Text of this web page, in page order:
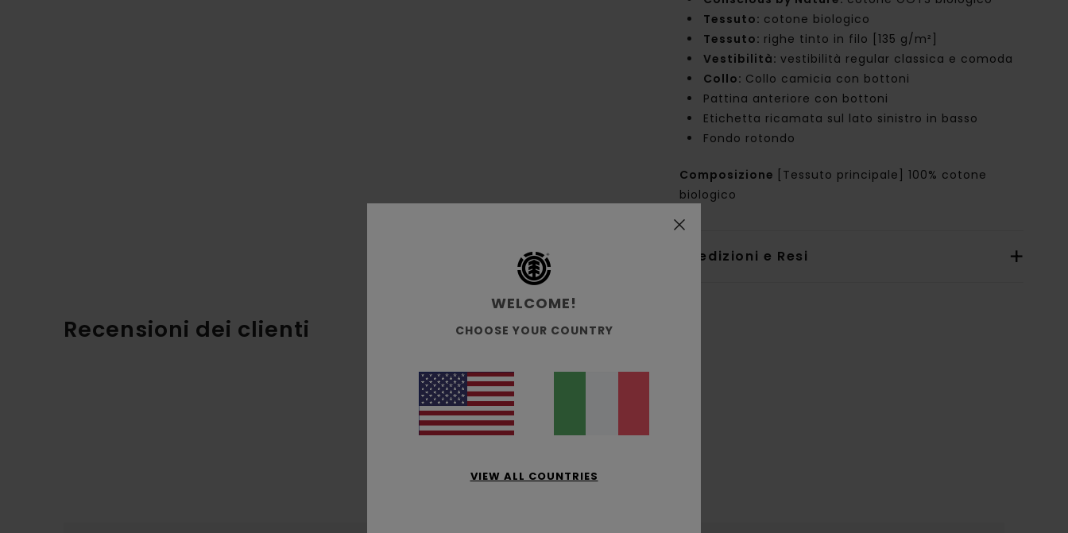
Tessuto: cotone biologico
Tessuto: righe tinto in filo [135 g/m²]
Vestibilità:vestibilità regular classica e comoda
Collo: Collo camicia con bottoni
Pattina anteriore con bottoni
Etichetta ricamata sul lato sinistro in basso
Fondo rotondo
Composizione
[Tessuto principale] 100% cotone
biologico
Spedizioni e Resi
Recensioni dei clienti
Punteggio medio
3.5/5
2 recensioni verificatedal maggio 2026
WELCOME!
CHOOSE YOUR COUNTRY
VIEW ALL COUNTRIES